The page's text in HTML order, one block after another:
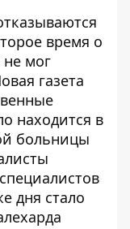
время о
мог
газета
находится в
больницы
дня стало